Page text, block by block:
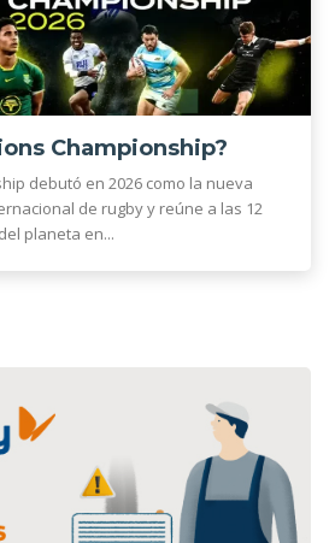
Championship?
debutó en 2026 como la nueva
de rugby y reúne a las 12
planeta en...